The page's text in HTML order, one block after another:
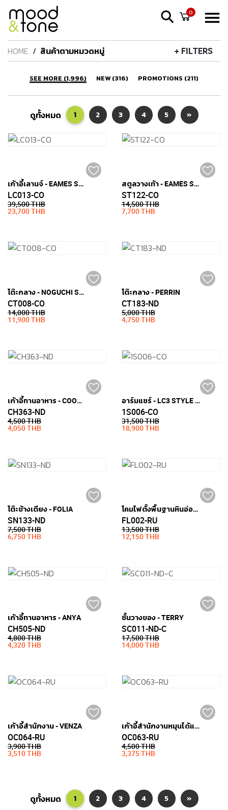
0
HOME สินค้าตามหมวดหมู่ + FILTERS
SEE MORE (1,996) NEW (316) PROMOTIONS (211)
ดูทั้งหมด 1 2 3 4 5 »
เก้าอี้เลานจ์ - EAMES STYLE (หนังแท้)
LC013-CO
39,500 THB
23,700 THB
สตูลวางเท้า - EAMES STYLE (หนังแท้)
ST122-CO
14,500 THB
7,700 THB
โต๊ะกลาง - NOGUCHI STYLE (กระจกเทมเปอร์หนา 19มม.)
CT008-CO
14,000 THB
11,900 THB
โต๊ะกลาง - PERRIN
CT183-ND
5,000 THB
4,750 THB
เก้าอี้ทานอาหาร - COOPER
CH363-ND
4,500 THB
4,050 THB
อาร์มแชร์ - LC3 STYLE (หนัง PU)
1S006-CO
31,500 THB
18,900 THB
โต๊ะข้างเตียง - FOLIA
SN133-ND
7,500 THB
6,750 THB
โคมไฟตั้งพื้นฐานหินอ่อน - ARC
FL002-RU
13,500 THB
12,150 THB
เก้าอี้ทานอาหาร - ANYA
CH505-ND
4,800 THB
4,320 THB
ชั้นวางของ - TERRY
SC011-ND-C
17,500 THB
14,000 THB
เก้าอี้สำนักงาน - VENZA
OC064-RU
3,900 THB
3,510 THB
เก้าอี้สำนักงานหมุนได้และมีล้อ - VENZA
OC063-RU
4,500 THB
3,375 THB
ดูทั้งหมด 1 2 3 4 5 »